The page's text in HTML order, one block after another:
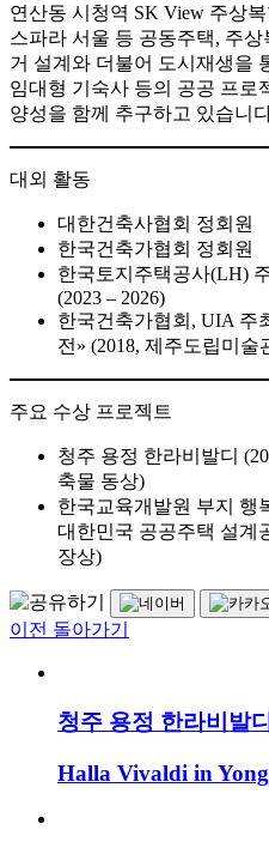
연산동 시청역 SK View 주상
스파라 서울 등 공동주택, 주
거 설계와 더불어 도시재생을
임대형 기숙사 등의 공공 프로
양성을 함께 추구하고 있습니
대외 활동
대한건축사협회 정회원
한국건축가협회 정회원
한국토지주택공사(LH)
(2023 – 2026)
한국건축가협회, UIA 주
전» (2018, 제주도립미술
주요 수상 프로젝트
청주 용정 한라비발디
축물 동상)
한국교육개발원 부지 행
대한민국 공공주택 설계
장상)
이전 돌아가기
청주 용정 한라비발디
Halla Vivaldi in